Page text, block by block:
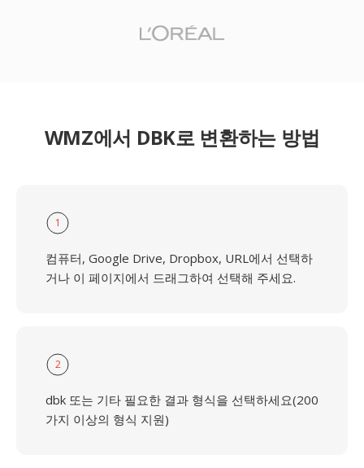
WMZ에서 DBK로 변환하는 방법
1
컴퓨터, Google Drive, Dropbox, URL에서 선택하
거나 이 페이지에서 드래그하여 선택해 주세요.
2
dbk 또는 기타 필요한 결과 형식을 선택하세요(200
가지 이상의 형식 지원)